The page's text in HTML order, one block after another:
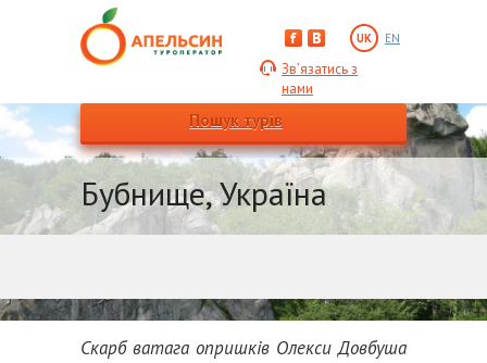
Зв’язатись з
нами
UK EN
Пошук турів
Бубнище, Україна
Cкарб ватага опришків Олекси Довбуша